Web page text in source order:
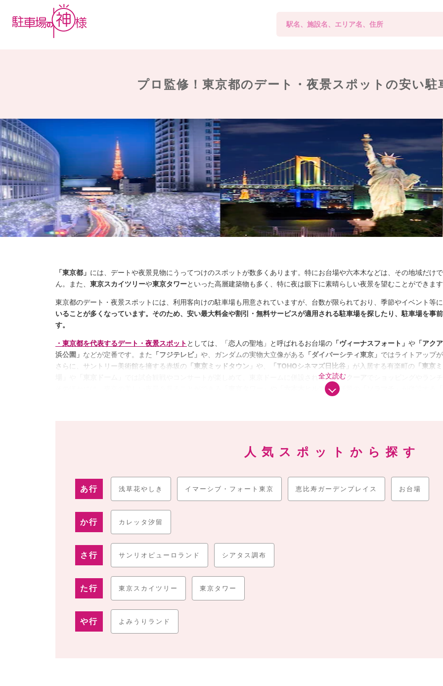
プロ監修！東京都のデート・夜景スポットの安い駐
全文読む
「東京都」 には、デートや夜景見物にうってつけのスポットが数多くあります。特にお台場や六本木などは、その地域だけ
ん。また、 東京スカイツリーや東京タワーといった高層建築物も多く、特に夜は眼下に素晴らしい夜景を望むことができます
東京都のデート・夜景スポットには、利用客向けの駐車場も用意されていますが、台数が限られており、季節やイベント等
いることが多くなっています。そのため、安い最大料金や割引・無料サービスが適用される駐車場を探したり、駐車場を事
す。
・東京都を代表するデート・夜景スポット としては、「恋人の聖地」と呼ばれるお台場の 「ヴィーナスフォート」 や 「アク
浜公園」 などが定番です。また 「フジテレビ」 や、ガンダムの実物大立像がある 「ダイバーシティ東京」 ではライトアップが
さらに、サントリー美術館を擁する赤坂の 「東京ミッドタウン」 や、 「TOHOシネマズ日比谷」 が入居する有楽町の 「東京
では試合観戦やコンサートが楽しめて、東京ドームに併設されているラクーア
「東京タワー」や「六本木ヒルズ」 、話題の
また、アニメファンならば、ワンピース関連の展示があるお台場の「フジテレビ」 や、ガンダム関連の施設を擁する
このように東京都には、魅力的なデート・夜景スポットが多くて休日やクリスマス等のシーズン、イベント等は特に公式駐
景スポットでの楽しみ方や目的に応じた駐車場の選択や活用方法を準備しておく必要があります。ここでは駐車場のプロが
なども併せて詳細にご紹介します！
人気スポットから探す
あ行 浅草花やしき イマーシブ・フォート東京 恵比寿ガーデンプレイス お台場
か行 カレッタ汐留
さ行 サンリオピューロランド シアタス調布
た行 東京スカイツリー 東京タワー
や行 よみうりランド